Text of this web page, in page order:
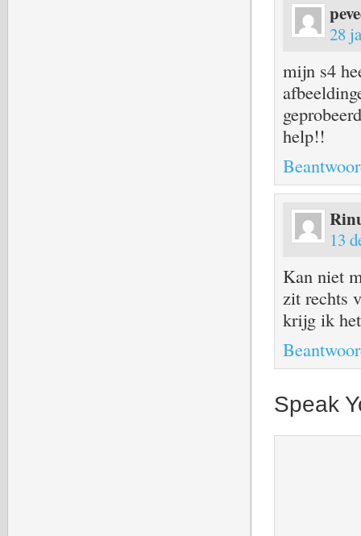
28
mijn s4
help!!
13
Kan niet
zit rechts
krijg ik
Speak